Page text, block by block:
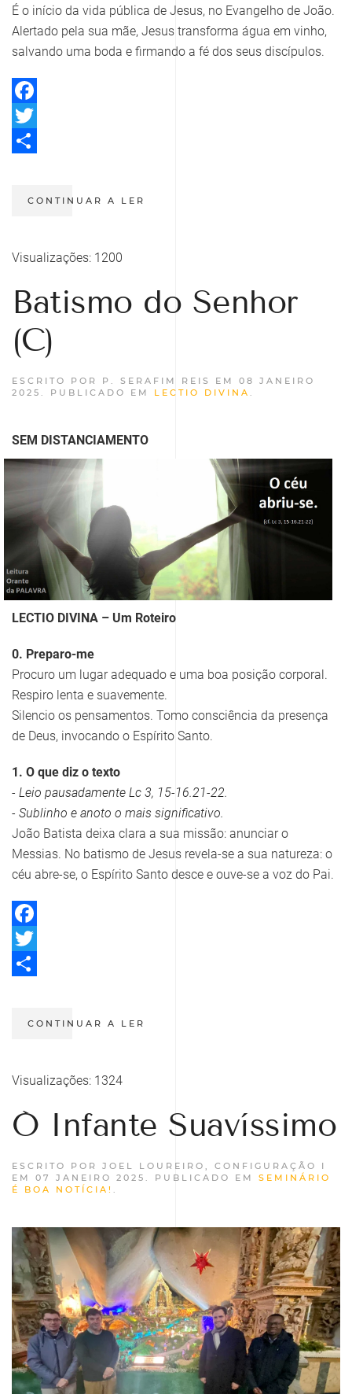
É o início da vida pública de Jesus, no Evangelho de João.
Alertado pela sua mãe, Jesus transforma água em vinho,
salvando uma boda e firmando a fé dos seus discípulos.
Facebook
Twitter
CONTINUAR A LER
Visualizações: 1200
Batismo do Senhor
(C)
ESCRITO POR P. SERAFIM REIS EM 08 JANEIRO
2025 . PUBLICADO EM LECTIO DIVINA .
SEM DISTANCIAMENTO
LECTIO DIVINA – Um Roteiro
0. Preparo-me
Procuro um lugar adequado e uma boa posição corporal.
Respiro lenta e suavemente.
Silencio os pensamentos. Tomo consciência da presença
de Deus, invocando o Espírito Santo.
1. O que diz o texto
- Leio pausadamente Lc 3, 15-16.21-22.
- Sublinho e anoto o mais significativo.
João Batista deixa clara a sua missão: anunciar o
Messias. No batismo de Jesus revela-se a sua natureza: o
céu abre-se, o Espírito Santo desce e ouve-se a voz do Pai.
Facebook
Twitter
CONTINUAR A LER
Visualizações: 1324
Ó Infante Suavíssimo
ESCRITO POR JOEL LOUREIRO, CONFIGURAÇÃO I
EM 07 JANEIRO 2025 . PUBLICADO EM SEMINÁRIO
É BOA NOTÍCIA! .